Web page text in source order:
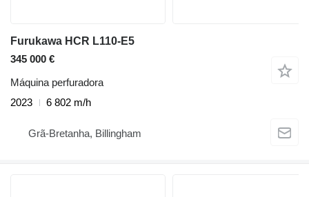
Furukawa HCR L110-E5
345 000 €
Máquina perfuradora
2023
6 802 m/h
Grã-Bretanha, Billingham